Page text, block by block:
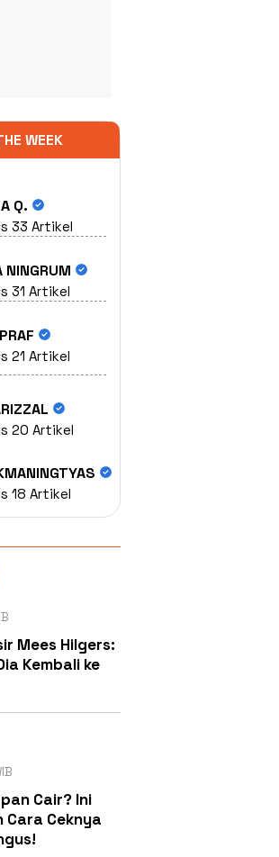
WEEK
Q.
33 Artikel
NINGRUM
31 Artikel
21 Artikel
20 Artikel
18 Artikel
Mees Hilgers:
Kembali ke
Cair? Ini
Ceknya